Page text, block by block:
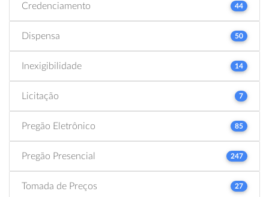
Credenciamento 44
Dispensa 50
Inexigibilidade 14
Licitação 7
Pregão Eletrônico 85
Pregão Presencial 247
Tomada de Preços 27